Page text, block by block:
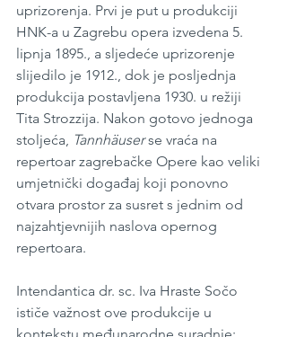
uprizorenja. Prvi je put u produkciji
HNK-a u Zagrebu opera izvedena 5.
lipnja 1895., a sljedeće uprizorenje
slijedilo je 1912., dok je posljednja
produkcija postavljena 1930. u režiji
Tita Strozzija. Nakon gotovo jednoga
stoljeća,
Tannhäuser se vraća na
repertoar zagrebačke Opere kao veliki
umjetnički događaj koji ponovno
otvara prostor za susret s jednim od
najzahtjevnijih naslova opernog
repertoara.
Intendantica dr. sc. Iva Hraste Sočo
ističe važnost ove produkcije u